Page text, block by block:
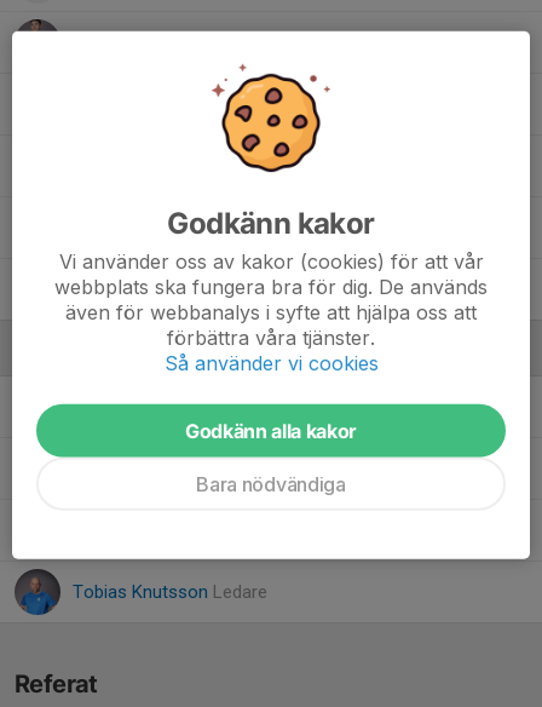
17. Elton Brinkeback
20. Omar Haji
23. Zackarias Fahlen
Cecilia LarssenLedare
Tobias Knutsson Ledare
Referat
Godkänn kakor
Vi använder oss av kakor (cookies) för att vår
webbplats ska fungera bra för dig. De används
även för webbanalys i syfte att hjälpa oss att
förbättra våra tjänster.
Så använder vi cookies
Godkänn alla kakor
Bara nödvändiga